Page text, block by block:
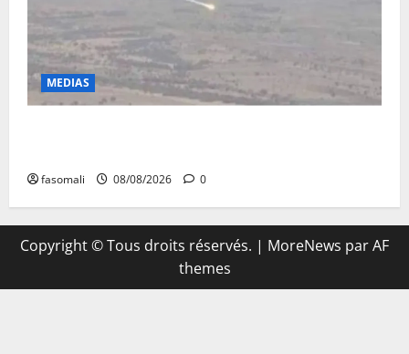
MEDIAS
fasomali 08/08/2026 0
Copyright © Tous droits réservés. | MoreNews par AF
themes